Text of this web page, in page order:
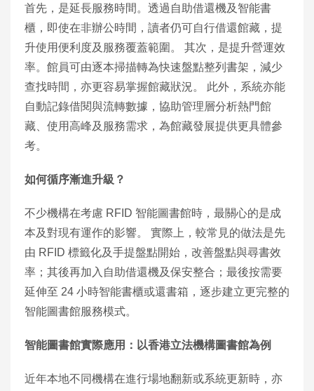
首先，是延長服務時間。透過自助借還機及智能書
櫃，即使在非辦公時間，讀者仍可自行借還館藏，提
升使用便利度及服務覆蓋範圍。 其次，是提升營運效
率。館員可由逐本掃描轉為快速盤點整列書架，減少
查找時間，亦更容易掌握館藏狀況。 此外，系統亦能
自動記錄借閱與流轉數據，協助管理層分析熱門館
藏、使用高峰及服務需求，為館藏發展提供更具體參
考。
如何循序漸進升級？
不少機構在考慮 RFID 智能圖書館時，最關心的是成
本及對現有運作的影響。 實際上，較常見的做法是先
由 RFID 標籤化及手提盤點開始，改善盤點與尋書效
率；其後再加入自助借還機及保安整合；最後按需要
延伸至 24 小時智能書櫃或還書箱，逐步建立更完整的
智能圖書館服務模式。
智能圖書館實際應用：以香港立法機構圖書館為例
近年本地不同機構在進行場地翻新或系統更新時，亦